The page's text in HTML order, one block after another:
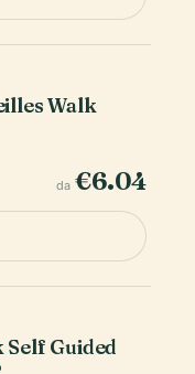
Walk
da €6.04
Guided